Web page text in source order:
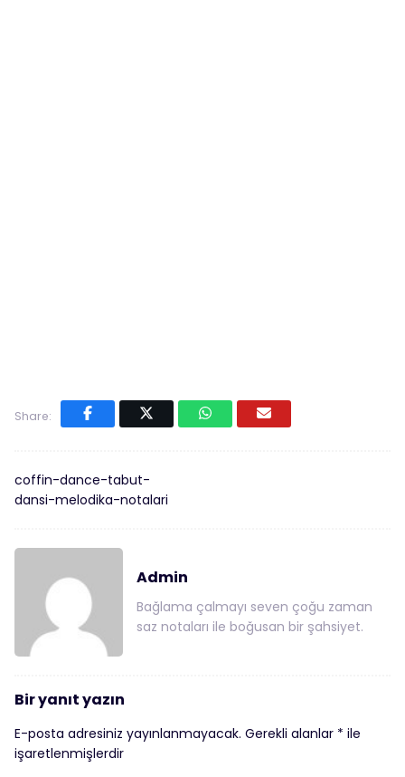
Share:
coffin-dance-tabut-
dansi-melodika-notalari
Admin
Bağlama çalmayı seven çoğu zaman
saz notaları ile boğusan bir şahsiyet.
Bir yanıt yazın
E-posta adresiniz yayınlanmayacak. Gerekli alanlar * ile
işaretlenmişlerdir